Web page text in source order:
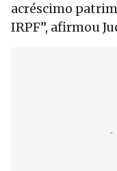
acréscimo
IRPF”, afirmou